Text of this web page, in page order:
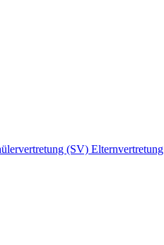
(SV) Elternvertretung